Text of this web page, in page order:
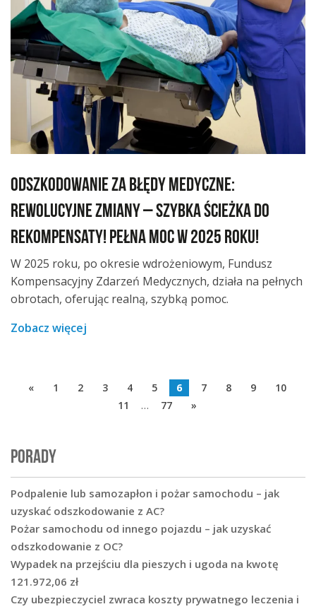
Odszkodowanie za błędy medyczne:
rewolucyjne zmiany – szybka ścieżka do
rekompensaty! Pełna moc w 2025 roku!
W 2025 roku, po okresie wdrożeniowym, Fundusz
Kompensacyjny Zdarzeń Medycznych, działa na pełnych
obrotach, oferując realną, szybką pomoc.
Zobacz więcej
« 1 2 3 4 5 6 7 8 9
10
11
… 77 »
PORADY
Podpalenie lub samozapłon i pożar samochodu – jak
uzyskać odszkodowanie z AC?
Pożar samochodu od innego pojazdu – jak uzyskać
odszkodowanie z OC?
Wypadek na przejściu dla pieszych i ugoda na kwotę
121.972,06 zł
Czy ubezpieczyciel zwraca koszty prywatnego leczenia i